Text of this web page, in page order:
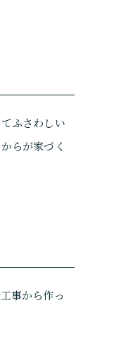
ふさわしい
らが家づく
事から作っ